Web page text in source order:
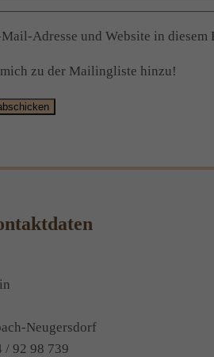
Mail-Adresse und Website in
zu der Mailingliste hinzu!
Neugersdorf
/ 92 98 739